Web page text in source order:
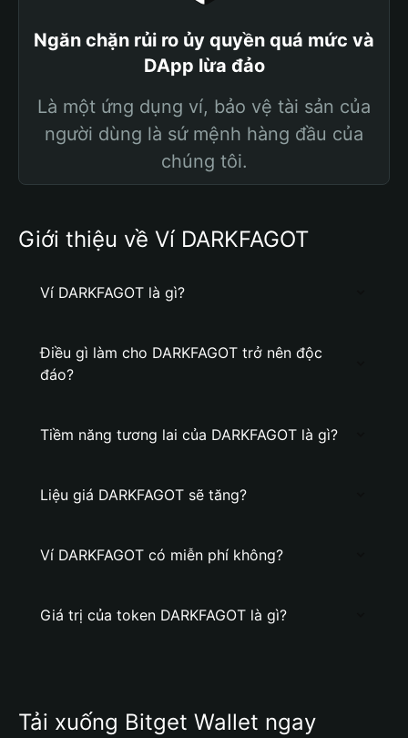
Ngăn chặn rủi ro ủy quyền quá mức và
DApp lừa đảo
Là một ứng dụng ví, bảo vệ tài sản của
người dùng là sứ mệnh hàng đầu của
chúng tôi.
Giới thiệu về Ví DARKFAGOT
Ví DARKFAGOT là gì?
Điều gì làm cho DARKFAGOT trở nên độc
đáo?
Tiềm năng tương lai của DARKFAGOT là gì?
Liệu giá DARKFAGOT sẽ tăng?
Ví DARKFAGOT có miễn phí không?
Giá trị của token DARKFAGOT là gì?
Tải xuống Bitget Wallet ngay